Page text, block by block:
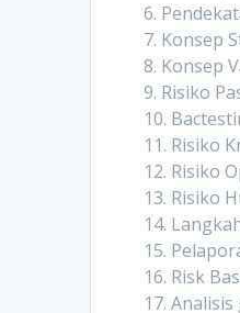
6.
7. Konsep
8. Konsep
9. Risiko
10.
11. Risiko
12. Risiko
13. Risiko
14.
15.
16. Risk
17.